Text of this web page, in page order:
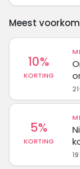
Meest
10%
KORTING
5%
KORTING